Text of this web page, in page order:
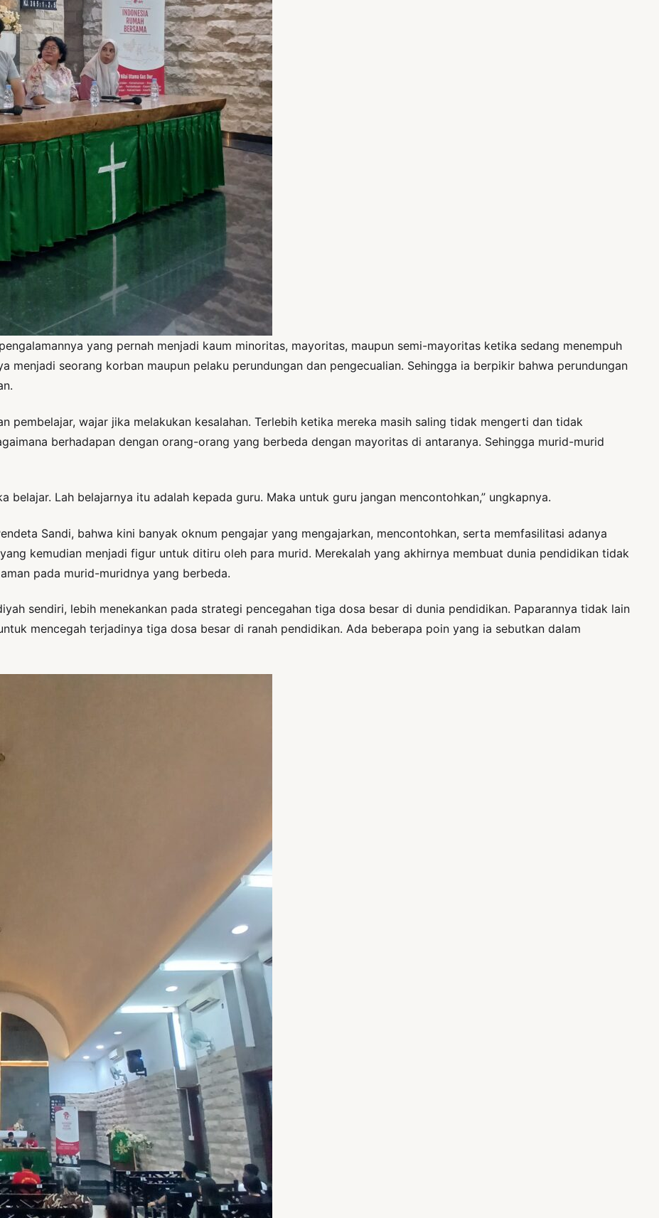
yang pernah menjadi kaum minoritas, mayoritas, maupun semi-mayoritas ketika sedang menempuh
menjadi seorang korban maupun pelaku perundungan dan pengecualian. Sehingga ia berpikir bahwa perundungan
pembelajar, wajar jika melakukan kesalahan. Terlebih ketika mereka masih saling tidak mengerti dan tidak
berhadapan dengan orang-orang yang berbeda dengan mayoritas di antaranya. Sehingga murid-murid
belajar. Lah belajarnya itu adalah kepada guru. Maka untuk guru jangan mencontohkan,” ungkapnya.
Sandi, bahwa kini banyak oknum pengajar yang mengajarkan, mencontohkan, serta memfasilitasi adanya
kemudian menjadi figur untuk ditiru oleh para murid. Merekalah yang akhirnya membuat dunia pendidikan tidak
pada murid-muridnya yang berbeda.
sendiri, lebih menekankan pada strategi pencegahan tiga dosa besar di dunia pendidikan. Paparannya tidak lain
mencegah terjadinya tiga dosa besar di ranah pendidikan. Ada beberapa poin yang ia sebutkan dalam